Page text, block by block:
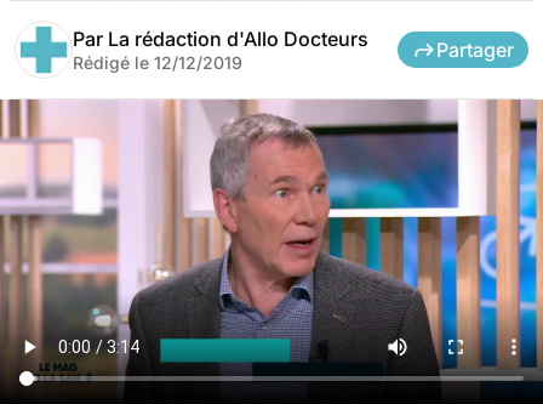
Par La rédaction d'Allo Docteurs
Rédigé le 12/12/2019
Partager